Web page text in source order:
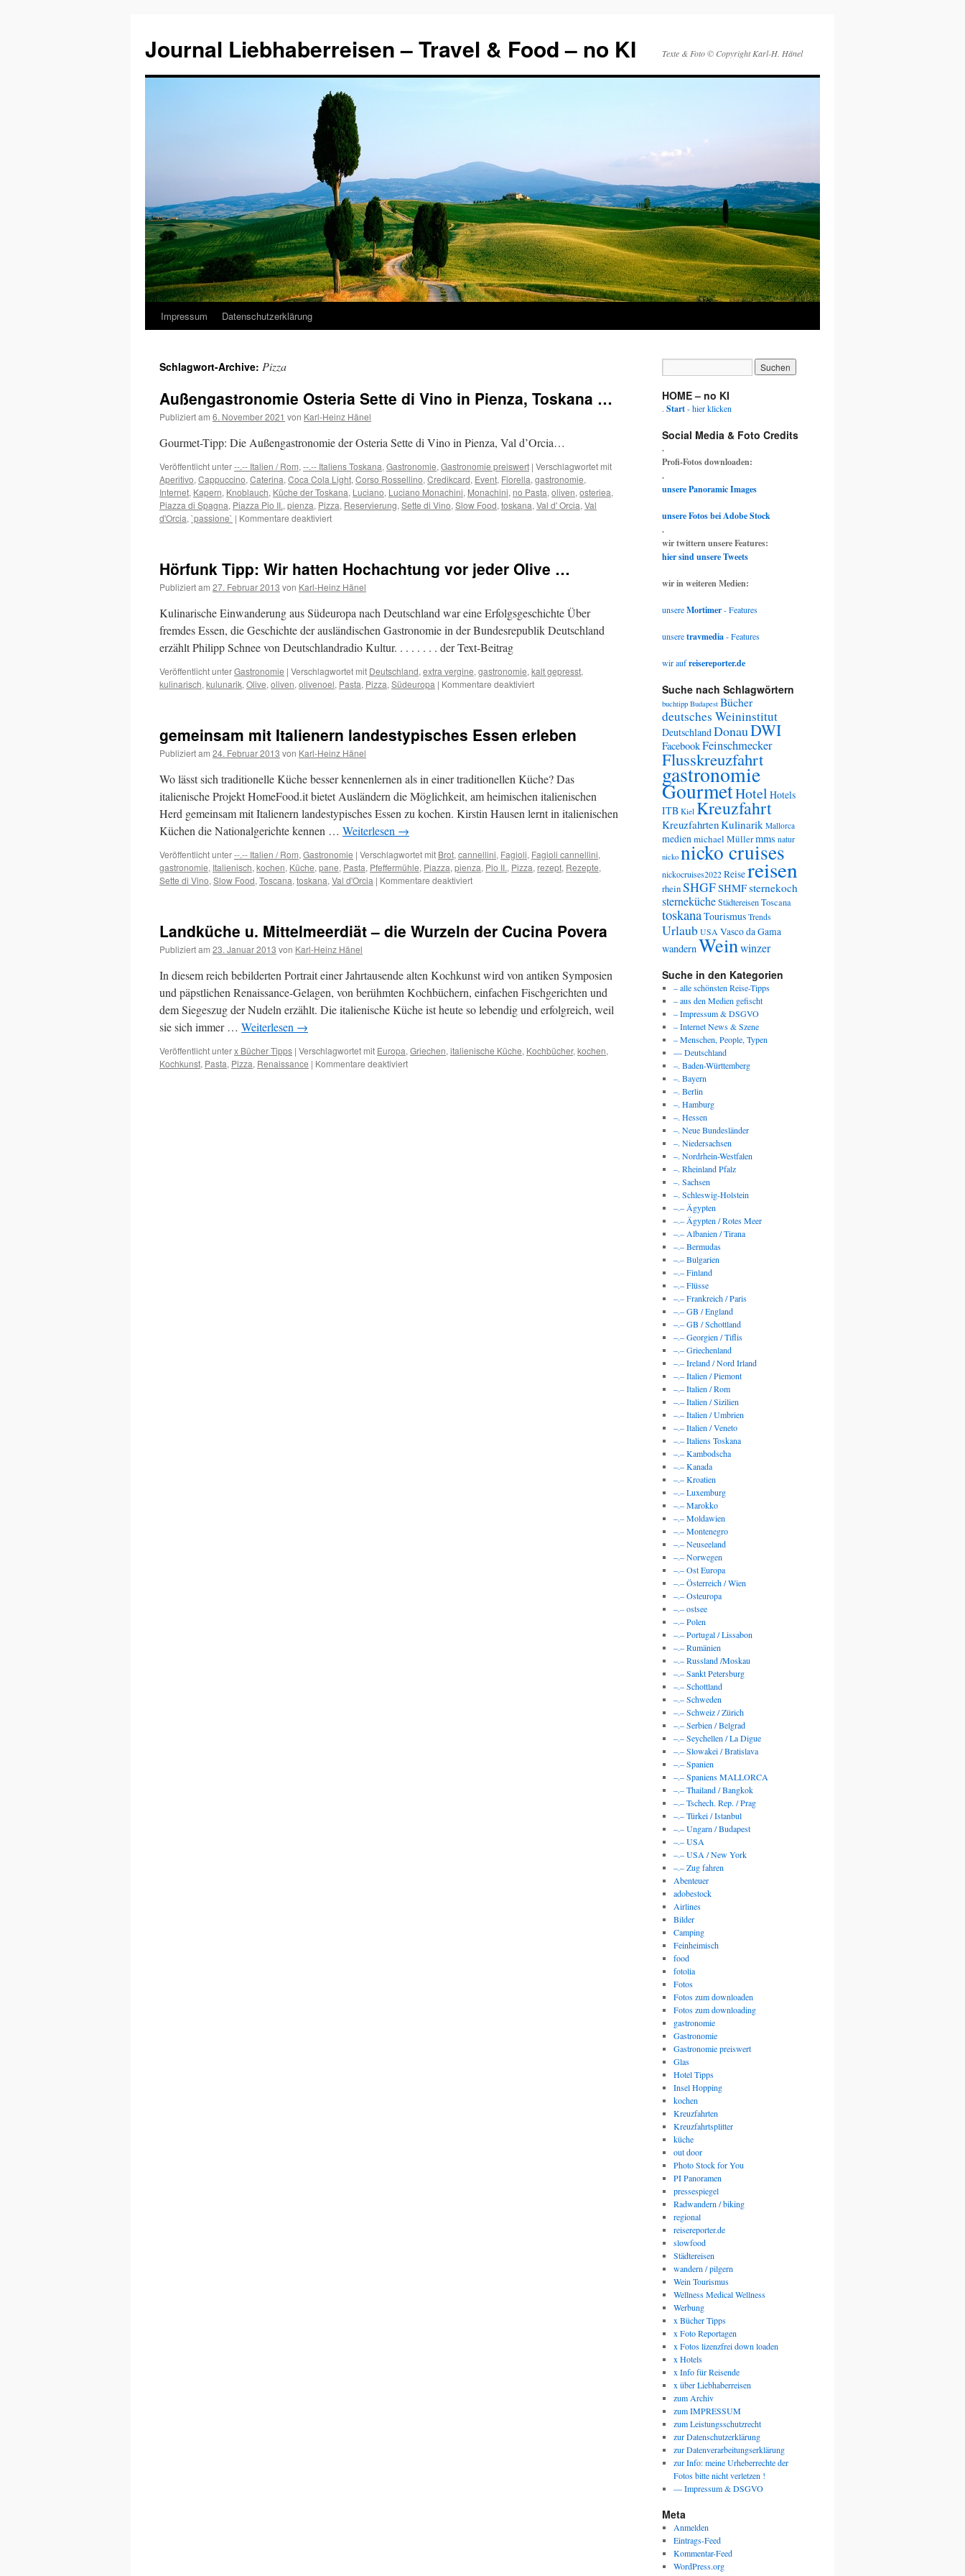
Journal Liebhaberreisen – Travel & Food – no KI Texte & Foto © Copyright Karl-H. Hänel
Zum
springen
Impressum Datenschutzerklärung
Schlagwort-Archive: Pizza
Außengastronomie Osteria Sette di Vino in Pienza, Toskana …
Publiziert am 6. November 2021 von Karl-Heinz Hänel
Gourmet-Tipp: Die Außengastronomie der Osteria Sette di Vino in Pienza, Val d’Orcia…
Veröffentlicht unter--.-- Italien / Rom, --.-- Italiens Toskana, Gastronomie, Gastronomie preiswert | Verschlagwortet mit
Aperitivo, Cappuccino, Caterina, Coca Cola Light, Corso Rossellino, Credikcard, Event, Fiorella, gastronomie,
Internet, Kapern, Knoblauch, Küche der Toskana, Luciano, Luciano Monachini, Monachini, no Pasta, oliven, osteriea,
Piazza di Spagna, Piazza Pio II., pienza, Pizza, Reservierung, Sette di Vino, Slow Food, toskana, Val d' Orcia, Val
d'Orcia, `passione` | Kommentare deaktiviertfür
di
Vino
in
Toskana
…
Hörfunk Tipp: Wir hatten Hochachtung vor jeder Olive …
Publiziert am 27. Februar 2013 von Karl-Heinz Hänel
Kulinarische Einwanderung aus Südeuropa nach Deutschland war eine Erfolgsgeschichte Über
fremdes Essen, die Geschichte der ausländischen Gastronomie in der Bundesrepublik Deutschland
erzählt Philipp Schnee von Deutschlandradio Kultur. . . . . . . . der Text-Beitrag
Veröffentlicht unterGastronomie | Verschlagwortet mit Deutschland, extra vergine, gastronomie, kalt gepresst,
kulinarisch, kulunarik, Olive, oliven, olivenoel, Pasta, Pizza, Südeuropa | Kommentare deaktiviertfür
hatten
jeder
Olive
…
gemeinsam mit Italienern landestypisches Essen erleben
Publiziert am 24. Februar 2013 von Karl-Heinz Hänel
Wo lässt sich traditionelle Küche besser kennenlernen als in einer traditionellen Küche? Das
italienische Projekt HomeFood.it bietet Ausländern die Möglichkeit, am heimischen italienischen
Herd gemeinsam mit Italienern landestypisches Essen zu kochen. Kirstin Hausen lernt in italienischen
Küchen die Nationalgerichte kennen … Weiterlesen →
Veröffentlicht unter--.-- Italien / Rom, Gastronomie | Verschlagwortet mit Brot, cannellini, Fagioli, Fagioli cannellini,
gastronomie, Italienisch, kochen, Küche, pane, Pasta, Pfeffermühle, Piazza, pienza, Pio II., Pizza, rezept, Rezepte,
Sette di Vino, Slow Food, Toscana, toskana, Val d'Orcia | Kommentare deaktiviertfür
landestypisches
Landküche u. Mittelmeerdiät – die Wurzeln der Cucina Povera
Publiziert am 23. Januar 2013 von Karl-Heinz Hänel
In diesem reich bebilderten Portrait einer Jahrtausende alten Kochkunst wird von antiken Symposien
und päpstlichen Renaissance-Gelagen, von berühmten Kochbüchern, einfachen Fischgerichten und
dem Siegeszug der Nudeln erzählt. Die italienische Küche ist heute so lebendig und erfolgreich, weil
sie sich immer … Weiterlesen →
Veröffentlicht unterx Bücher Tipps | Verschlagwortet mit Europa, Griechen, italienische Küche, Kochbücher, kochen,
Kochkunst, Pasta, Pizza, Renaissance | Kommentare deaktiviertfür
HOME – no KI
. Start- hier klicken
Social Media & Foto Credits
.
Profi-Fotos downloaden:
.
unsere Panoramic Images
unsere Fotos bei Adobe Stock
.
wir twittern unsere Features:
hier sind unsere Tweets
wir in weiteren Medien:
unsereMortimer- Features
unseretravmedia- Features
wir aufreisereporter.de
Suche nach Schlagwörtern
buchtipp Budapest Bücher
deutsches Weininstitut
DeutschlandDonauDWI
FacebookFeinschmecker
Flusskreuzfahrt
gastronomie
GourmetHotel Hotels
ITB Kiel Kreuzfahrt
KreuzfahrtenKulinarik Mallorca
medienmichael Müllermms natur
nicko nicko cruises
nickocruises2022Reisereisen
rheinSHGFSHMFsternekoch
sternekücheStädtereisenToscana
toskanaTourismus Trends
Urlaub USA Vasco da Gama
wandernWeinwinzer
Suche in den Kategorien
– alle schönsten Reise-Tipps
– aus den Medien gefischt
– Impressum & DSGVO
– Internet News & Szene
– Menschen, People, Typen
— Deutschland
–. Baden-Württemberg
–. Bayern
–. Berlin
–. Hamburg
–. Hessen
–. Neue Bundesländer
–. Niedersachsen
–. Nordrhein-Westfalen
–. Rheinland Pfalz
–. Sachsen
–. Schleswig-Holstein
–.– Ägypten
–.– Ägypten / Rotes Meer
–.– Albanien / Tirana
–.– Bermudas
–.– Bulgarien
–.– Finland
–.– Flüsse
–.– Frankreich / Paris
–.– GB / England
–.– GB / Schottland
–.– Georgien / Tiflis
–.– Griechenland
–.– Ireland / Nord Irland
–.– Italien / Piemont
–.– Italien / Rom
–.– Italien / Sizilien
–.– Italien / Umbrien
–.– Italien / Veneto
–.– Italiens Toskana
–.– Kambodscha
–.– Kanada
–.– Kroatien
–.– Luxemburg
–.– Marokko
–.– Moldawien
–.– Montenegro
–.– Neuseeland
–.– Norwegen
–.– Ost Europa
–.– Österreich / Wien
–.– Osteuropa
–.– ostsee
–.– Polen
–.– Portugal / Lissabon
–.– Rumänien
–.– Russland /Moskau
–.– Sankt Petersburg
–.– Schottland
–.– Schweden
–.– Schweiz / Zürich
–.– Serbien / Belgrad
–.– Seychellen / La Digue
–.– Slowakei / Bratislava
–.– Spanien
–.– Spaniens MALLORCA
–.– Thailand / Bangkok
–.– Tschech. Rep. / Prag
–.– Türkei / Istanbul
–.– Ungarn / Budapest
–.– USA
–.– USA / New York
–.– Zug fahren
Abenteuer
adobestock
Airlines
Bilder
Camping
Feinheimisch
food
fotolia
Fotos
Fotos zum downloaden
Fotos zum downloading
gastronomie
Gastronomie
Gastronomie preiswert
Glas
Hotel Tipps
Insel Hopping
kochen
Kreuzfahrten
Kreuzfahrtsplitter
küche
out door
Photo Stock for You
PI Panoramen
pressespiegel
Radwandern / biking
regional
reisereporter.de
slowfood
Städtereisen
wandern / pilgern
Wein Tourismus
Wellness Medical Wellness
Werbung
x Bücher Tipps
x Foto Reportagen
x Fotos lizenzfrei down loaden
x Hotels
x Info für Reisende
x über Liebhaberreisen
zum Archiv
zum IMPRESSUM
zum Leistungsschutzrecht
zur Datenschutzerklärung
zur Datenverarbeitungserklärung
zur Info: meine Urheberrechte der
Fotos bitte nicht verletzen !
— Impressum & DSGVO
Meta
Anmelden
Eintrags-Feed
Kommentar-Feed
WordPress.org